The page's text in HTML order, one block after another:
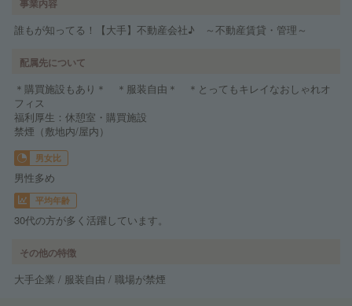
誰もが知ってる！【大手】不動産会社♪ ～不動産賃貸・管理～
配属先について
＊購買施設もあり＊ ＊服装自由＊ ＊とってもキレイなおしゃれオ
フィス
福利厚生：休憩室・購買施設
禁煙（敷地内/屋内）
男女比
男性多め
平均年齢
30代の方が多く活躍しています。
その他の特徴
大手企業 / 服装自由 / 職場が禁煙